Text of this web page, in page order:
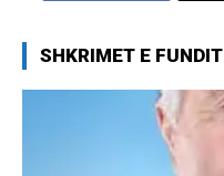
SHKRIMET E FUNDIT